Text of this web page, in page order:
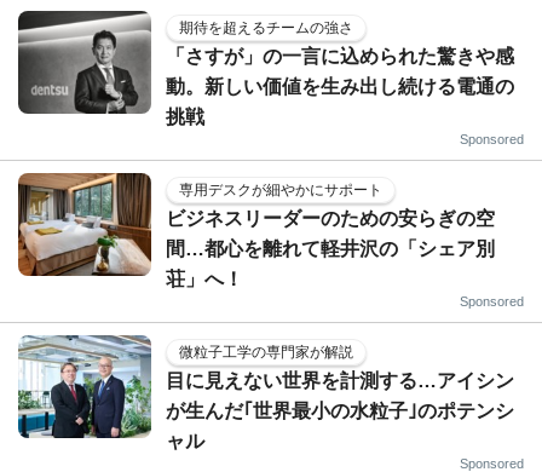
期待を超えるチームの強さ
「さすが」の一言に込められた驚きや感
動。新しい価値を生み出し続ける電通の
挑戦
Sponsored
専用デスクが細やかにサポート
ビジネスリーダーのための安らぎの空
間…都心を離れて軽井沢の「シェア別
荘」へ！
Sponsored
微粒子工学の専門家が解説
目に見えない世界を計測する…アイシン
が生んだ｢世界最小の水粒子｣のポテンシ
ャル
Sponsored